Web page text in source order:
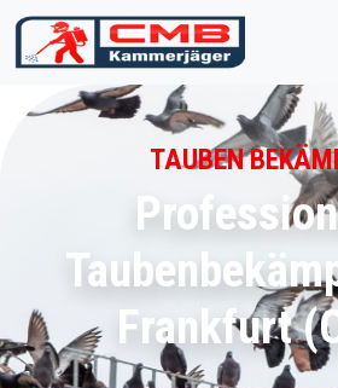
Zum Inhalt springen
TAUBEN
Frankfurt